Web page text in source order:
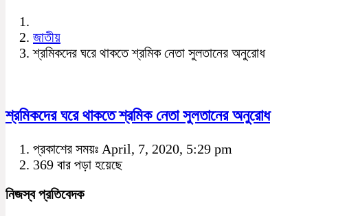
জাতীয়
শ্রমিকদের ঘরে থাকতে শ্রমিক নেতা সুলতানের অনুরোধ
শ্রমিকদের ঘরে থাকতে শ্রমিক নেতা সুলতানের অনুরোধ
প্রকাশের সময়ঃ April, 7, 2020, 5:29 pm
369 বার পড়া হয়েছে
নিজস্ব প্রতিবেদক